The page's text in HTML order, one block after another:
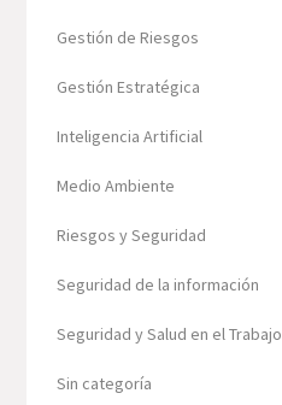
Gestión de Riesgos
Gestión Estratégica
Inteligencia Artificial
Medio Ambiente
Riesgos y Seguridad
Seguridad de la información
Seguridad y Salud en el Trabajo
Sin categoría